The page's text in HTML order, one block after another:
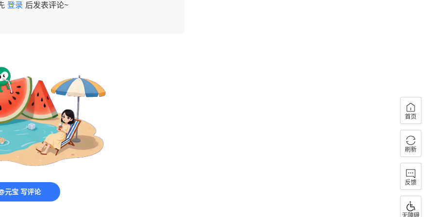
登录 后发表评论~
元宝 写评论
首页
刷新
反馈
无障碍